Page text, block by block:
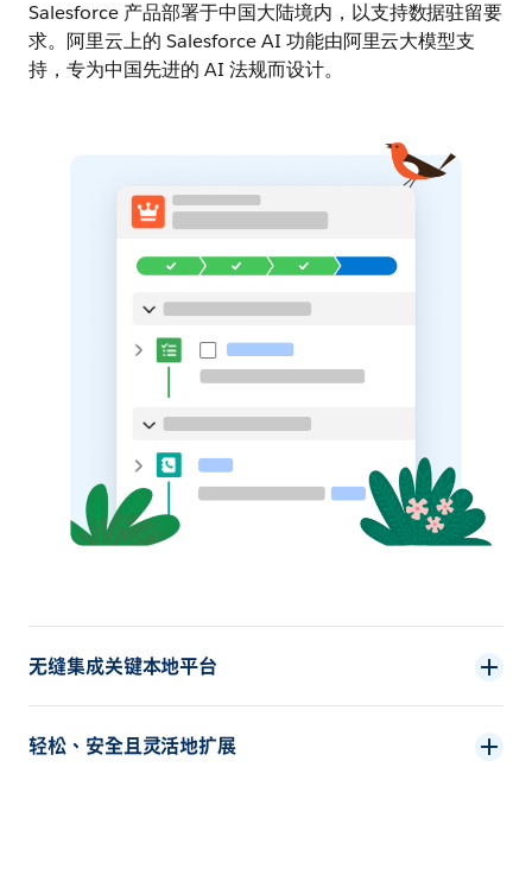
Salesforce 产品部署于中国大陆境内，以支持数据驻留要
求。阿里云上的 Salesforce AI 功能由阿里云大模型支
持，专为中国先进的 AI 法规而设计。
无缝集成关键本地平台
轻松、安全且灵活地扩展